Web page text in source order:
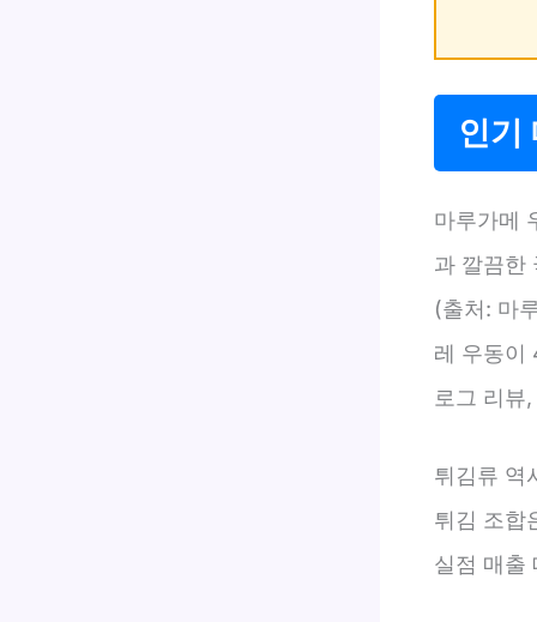
인기
마루가메
과 깔끔한
(출처: 마
레 우동이
로그 리
튀김류 역
튀김 조합
실점 매출